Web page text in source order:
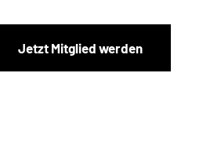
Jetzt Mitglied werden